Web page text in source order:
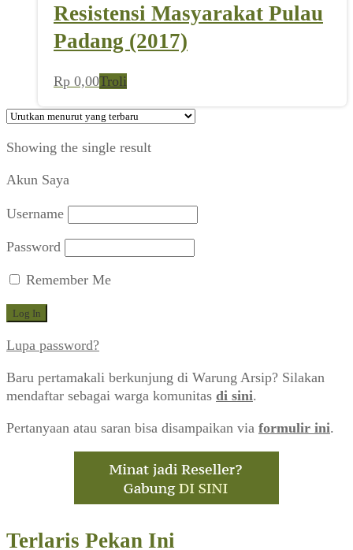
Resistensi Masyarakat Pulau
Padang (2017)
Rp 0,00Troli
Showing the single result
Akun Saya
Username
Password
Remember Me
Lupa password?
Baru pertamakali berkunjung di Warung Arsip? Silakan
mendaftar sebagai warga komunitas di sini.
Pertanyaan atau saran bisa disampaikan via formulir ini.
Terlaris Pekan Ini